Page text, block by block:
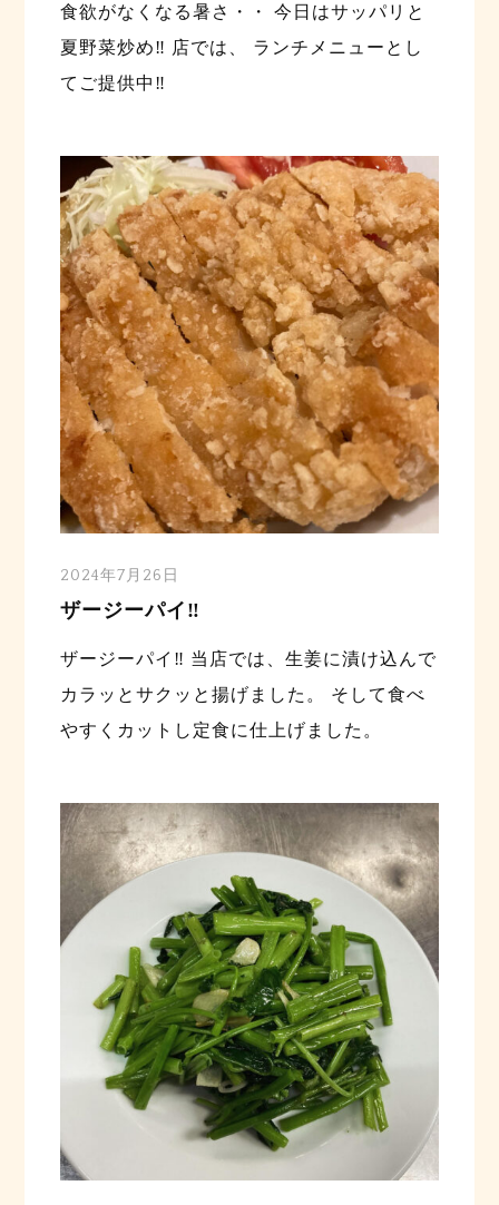
食欲がなくなる暑さ・・ 今日はサッパリと
夏野菜炒め‼️ 店では、 ランチメニューとし
てご提供中‼️
2024年7月26日
ザージーパイ‼️
ザージーパイ‼️ 当店では、生姜に漬け込んで
カラッとサクッと揚げました。 そして食べ
やすくカットし定食に仕上げました。